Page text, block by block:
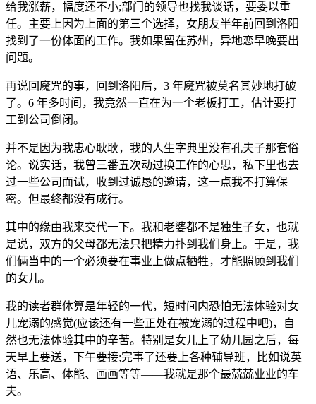
给我涨薪，幅度还不小;部门的领导也找我谈话，要委以重
任。主要上因为上面的第三个选择，女朋友半年前回到洛阳
找到了一份体面的工作。我如果留在苏州，异地恋早晚要出
问题。
再说回魔咒的事，回到洛阳后，3 年魔咒被莫名其妙地打破
了。6 年多时间，我竟然一直在为一个老板打工，估计要打
工到公司倒闭。
并不是因为我忠心耿耿，我的人生字典里没有孔夫子那套俗
论。说实话，我曾三番五次动过换工作的心思，私下里也去
过一些公司面试，收到过诚恳的邀请，这一点我不打算保
密。但最终都没有成行。
其中的缘由我来交代一下。我和老婆都不是独生子女，也就
是说，双方的父母都无法只把精力扑到我们身上。于是，我
们俩当中的一个必须要在事业上做点牺牲，才能照顾到我们
的女儿。
我的读者群体算是年轻的一代，短时间内恐怕无法体验对女
儿宠溺的感觉(应该还有一些正处在被宠溺的过程中吧)，自
然也无法体验其中的辛苦。特别是女儿上了幼儿园之后，每
天早上要送，下午要接;完事了还要上各种辅导班，比如说英
语、乐高、体能、画画等等——我就是那个最兢兢业业的车
夫。